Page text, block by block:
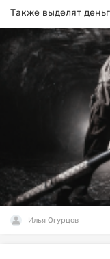
Также выделят
Илья Огурцов